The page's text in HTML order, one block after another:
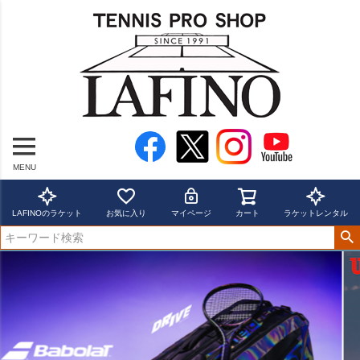
MENU
LAFINOのラケット お気に入り マイページ カート ラケットレンタル